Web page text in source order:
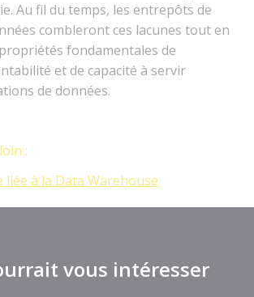
Au fil du temps, les entrepôts de
combleront ces lacunes tout en
fondamentales de
et de capacité à servir
de données.
:
à la Data Warehouse
vous intéresser